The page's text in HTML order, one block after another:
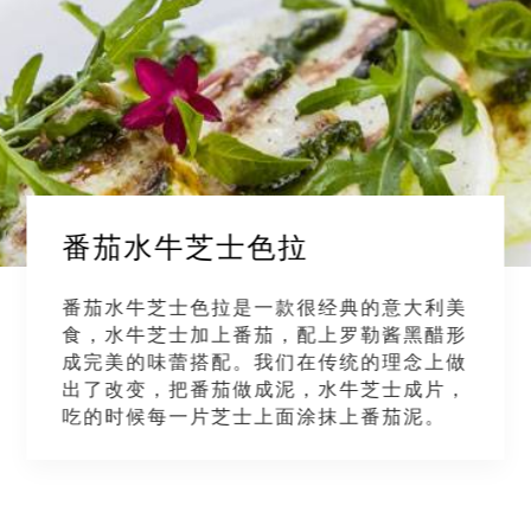
番茄水牛芝士色拉
番茄水牛芝士色拉是一款很经典的意大利美
食，水牛芝士加上番茄，配上罗勒酱黑醋形
成完美的味蕾搭配。我们在传统的理念上做
出了改变，把番茄做成泥，水牛芝士成片，
吃的时候每一片芝士上面涂抹上番茄泥。